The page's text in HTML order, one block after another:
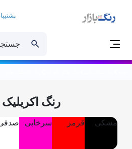
رنگ
مشکی قرمز سرخابی